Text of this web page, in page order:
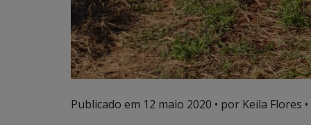
Publicado em 12 maio 2020 • por Keila Flores •